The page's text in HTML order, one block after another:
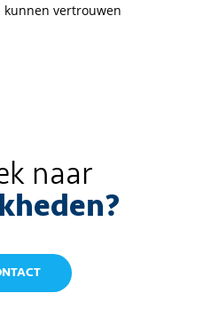
kunnen vertrouwen
naar